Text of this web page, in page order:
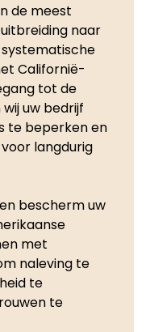
de meest
naar
Californië-
tot de
uw bedrijf
te beperken en
langdurig
bescherm uw
met
naleving te
te
te